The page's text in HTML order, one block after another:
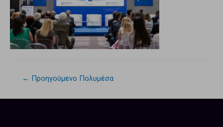
← Προηγούμενο Πολυμέσα